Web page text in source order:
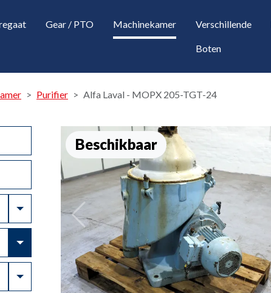
Gear / PTO Machinekamer Verschillende
Boten
Purifier Alfa Laval - MOPX 205-TGT-24
Toggle Dropdown
Toggle Dropdown
Toggle Dropdown
Beschikbaar